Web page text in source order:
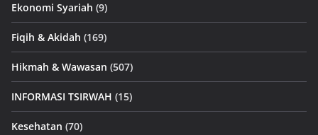
Ekonomi Syariah (9)
Fiqih & Akidah (169)
Hikmah & Wawasan (507)
INFORMASI TSIRWAH (15)
Kesehatan (70)